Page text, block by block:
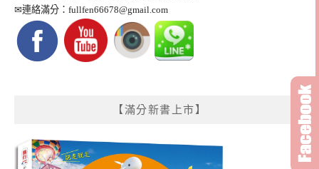
✉連絡滿分： fullfen66678@gmail.com
【滿分新書上市】